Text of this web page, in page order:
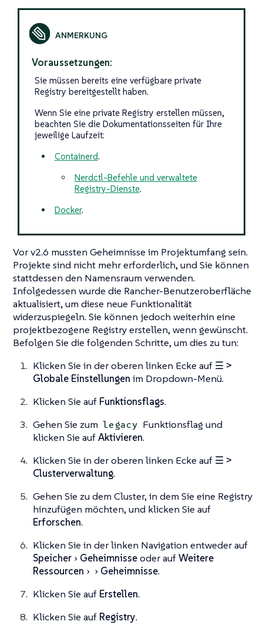
Voraussetzungen:
Sie müssen bereits eine verfügbare private
Registry bereitgestellt haben.
Wenn Sie eine private Registry erstellen müssen,
beachten Sie die Dokumentationsseiten für Ihre
jeweilige Laufzeit:
Containerd.
Nerdctl-Befehle und verwaltete
Registry-Dienste.
Docker.
Vor v2.6 mussten Geheimnisse im Projektumfang sein.
Projekte sind nicht mehr erforderlich, und Sie können
stattdessen den Namensraum verwenden.
Infolgedessen wurde die Rancher-Benutzeroberfläche
aktualisiert, um diese neue Funktionalität
widerzuspiegeln. Sie können jedoch weiterhin eine
projektbezogene Registry erstellen, wenn gewünscht.
Befolgen Sie die folgenden Schritte, um dies zu tun:
Klicken Sie in der oberen linken Ecke auf ☰ >
Globale Einstellungen im Dropdown-Menü.
Klicken Sie auf Funktionsflags.
Gehen Sie zum legacy Funktionsflag und
klicken Sie aufAktivieren.
Klicken Sie in der oberen linken Ecke auf ☰ >
Clusterverwaltung.
Gehen Sie zu dem Cluster, in dem Sie eine Registry
hinzufügen möchten, und klicken Sie auf
Erforschen.
Klicken Sie in der linken Navigation entweder auf
Speicher
Geheimnisseoder aufWeitere
Ressourcen
Geheimnisse.
Klicken Sie auf Erstellen.
Klicken Sie auf Registry.